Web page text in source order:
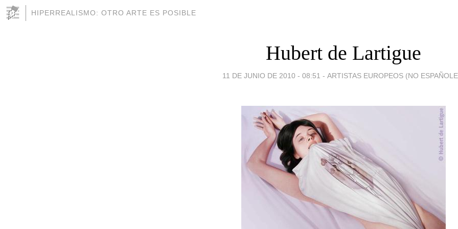
HIPERREALISMO: OTRO ARTE ES POSIBLE
Hubert de Lartigue
11 DE JUNIO DE 2010 - 08:51 - ARTISTAS EUROPEOS (NO